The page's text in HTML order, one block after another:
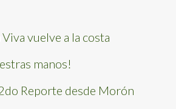
vuelve a la costa
manos!
Reporte desde Morón